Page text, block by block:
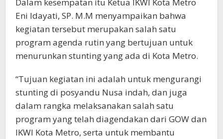
Eni Idayati, SP. M.M menyampaikan bahwa
kegiatan tersebut merupakan salah satu
program agenda rutin yang bertujuan untuk
menurunkan stunting yang ada di Kota Metro.
“Tujuan kegiatan ini adalah untuk mengurangi
stunting di posyandu Nusa indah, dan juga
dalam rangka melaksanakan salah satu
program yang telah diagendakan dari GOW dan
IKWI Kota Metro, serta untuk membantu